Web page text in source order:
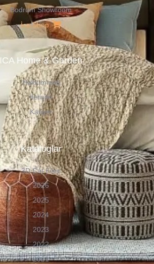
Bodrum Showroom
İca Shop
ICA Home & Garden
Hakkımızda
İletişim
Kariyer
Kataloglar
3D Cat Files
2026
2025
2024
2023
2022
2021